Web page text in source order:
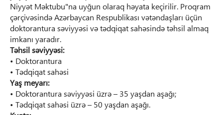
Niyyət Məktubu"na uyğun olaraq həyata keçirilir. Proqram
çərçivəsində Azərbaycan Respublikası vətəndaşları üçün
doktorantura səviyyəsi və tədqiqat sahəsində təhsil almaq
imkanı yaradır.
Təhsil səviyyəsi:
• Doktorantura
• Tədqiqat sahəsi
Yaş meyarı:
• Doktorantura səviyyəsi üzrə – 35 yaşdan aşağı;
• Tədqiqat sahəsi üzrə – 50 yaşdan aşağı.